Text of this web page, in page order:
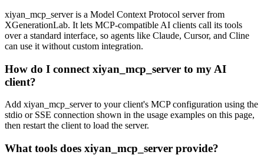
xiyan_mcp_server is a Model Context Protocol server from
XGenerationLab. It lets MCP-compatible AI clients call its tools
over a standard interface, so agents like Claude, Cursor, and Cline
can use it without custom integration.
How do I connect xiyan_mcp_server to my AI
client?
Add xiyan_mcp_server to your client's MCP configuration using the
stdio or SSE connection shown in the usage examples on this page,
then restart the client to load the server.
What tools does xiyan_mcp_server provide?